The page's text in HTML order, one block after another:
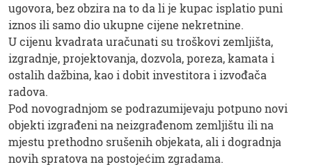
ugovora, bez obzira na to da li je kupac isplatio puni
iznos ili samo dio ukupne cijene nekretnine.
U cijenu kvadrata uračunati su troškovi zemljišta,
izgradnje, projektovanja, dozvola, poreza, kamata i
ostalih dažbina, kao i dobit investitora i izvođača
radova.
Pod novogradnjom se podrazumijevaju potpuno novi
objekti izgrađeni na neizgrađenom zemljištu ili na
mjestu prethodno srušenih objekata, ali i dogradnja
novih spratova na postojećim zgradama.